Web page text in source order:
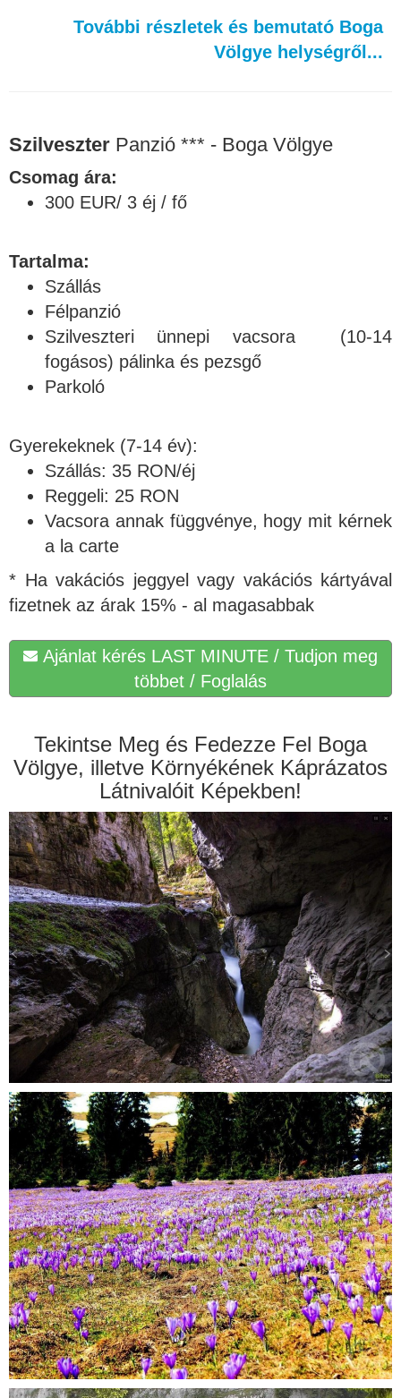
További részletek és bemutató Boga
Völgye helységről...
Szilveszter Panzió *** - Boga Völgye
Csomag ára:
300 EUR/ 3 éj / fő
Tartalma:
Szállás
Félpanzió
Szilveszteri ünnepi vacsora (10-14
fogásos) pálinka és pezsgő
Parkoló
Gyerekeknek (7-14 év):
Szállás: 35 RON/éj
Reggeli: 25 RON
Vacsora annak függvénye, hogy mit kérnek
a la carte
* Ha vakációs jeggyel vagy vakációs kártyával
fizetnek az árak 15% - al magasabbak
Ajánlat kérés LAST MINUTE / Tudjon meg
többet / Foglalás
Tekintse Meg és Fedezze Fel Boga
Völgye, illetve Környékének Káprázatos
Látnivalóit Képekben!